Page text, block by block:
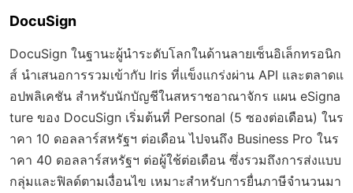
DocuSign
DocuSign ในฐานะผู้นำระดับโลกในด้านลายเซ็นอิเล็กทรอนิก
ส์ นำเสนอการรวมเข้ากับ Iris ที่แข็งแกร่งผ่าน API และตลาดแ
อปพลิเคชัน สำหรับนักบัญชีในสหราชอาณาจักร แผน eSigna
ture ของ DocuSign เริ่มต้นที่ Personal (5 ซองต่อเดือน) ในร
าคา 10 ดอลลาร์สหรัฐฯ ต่อเดือน ไปจนถึง Business Pro ในร
าคา 40 ดอลลาร์สหรัฐฯ ต่อผู้ใช้ต่อเดือน ซึ่งรวมถึงการส่งแบบ
กลุ่มและฟิลด์ตามเงื่อนไข เหมาะสำหรับการยื่นภาษีจำนวนมา